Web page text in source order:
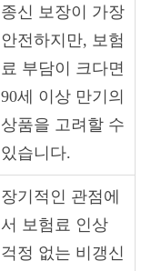
종신 보장이 가장
안전하지만, 보험
료 부담이 크다면
90세 이상 만기의
상품을 고려할 수
있습니다.
장기적인 관점에
서 보험료 인상
걱정 없는 비갱신